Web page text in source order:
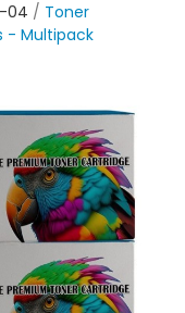
04
Toner
- Multipack